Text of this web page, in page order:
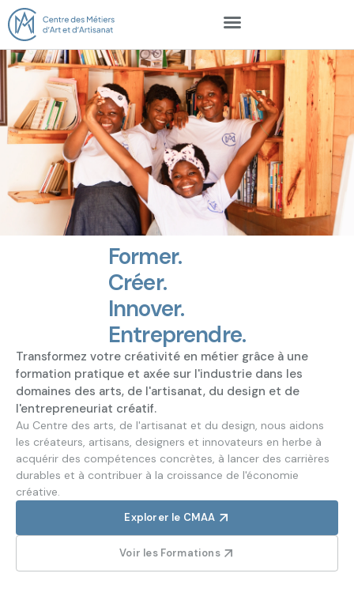
Former.
Créer.
Innover.
Entreprendre.
Transformez votre créativité en métier grâce à une
formation pratique et axée sur l'industrie dans les
domaines des arts, de l'artisanat, du design et de
l'entrepreneuriat créatif.
Au Centre des arts, de l'artisanat et du design, nous aidons
les créateurs, artisans, designers et innovateurs en herbe à
acquérir des compétences concrètes, à lancer des carrières
durables et à contribuer à la croissance de l'économie
créative.
Explorer le CMAA
Voir les Formations